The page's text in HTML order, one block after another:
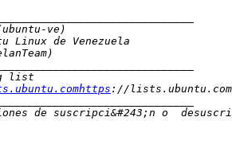
de suscripci&#243;n o